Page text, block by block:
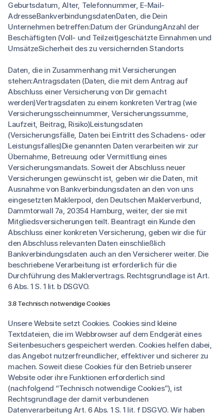
Geburtsdatum, Alter, Telefonnummer, E-Mail-
AdresseBankverbindungsdatenDaten, die Dein
Unternehmen betreffen:Datum der GründungAnzahl der
Beschäftigten (Voll- und Teilzeit)geschätzte Einnahmen und
UmsätzeSicherheit des zu versichernden Standorts
Daten, die in Zusammenhang mit Versicherungen
stehen:Antragsdaten (Daten, die mit dem Antrag auf
Abschluss einer Versicherung von Dir gemacht
werden)Vertragsdaten zu einem konkreten Vertrag (wie
Versicherungsscheinnummer, Versicherungssumme,
Laufzeit, Beitrag, Risiko)Leistungsdaten
(Versicherungsfälle, Daten bei Eintritt des Schadens- oder
Leistungsfalles)Die genannten Daten verarbeiten wir zur
Übernahme, Betreuung oder Vermittlung eines
Versicherungsmandats. Soweit der Abschluss neuer
Versicherungen gewünscht ist, geben wir die Daten, mit
Ausnahme von Bankverbindungsdaten an den von uns
eingesetzten Maklerpool, den Deutschen Maklerverbund,
Dammtorwall 7a, 20354 Hamburg, weiter, der sie mit
Mitgliedsversicherungen teilt. Beantragt ein Kunde den
Abschluss einer konkreten Versicherung, geben wir die für
den Abschluss relevanten Daten einschließlich
Bankverbindungsdaten auch an den Versicherer weiter. Die
beschriebene Verarbeitung ist erforderlich für die
Durchführung des Maklervertrags. Rechtsgrundlage ist Art.
6 Abs. 1 S. 1 lit. b DSGVO.
3.8 Technisch notwendige Cookies
Unsere Website setzt Cookies. Cookies sind kleine
Textdateien, die im Webbrowser auf dem Endgerät eines
Seitenbesuchers gespeichert werden. Cookies helfen dabei,
das Angebot nutzerfreundlicher, effektiver und sicherer zu
machen. Soweit diese Cookies für den Betrieb unserer
Website oder ihre Funktionen erforderlich sind
(nachfolgend “Technisch notwendige Cookies”), ist
Rechtsgrundlage der damit verbundenen
Datenverarbeitung Art. 6 Abs. 1 S. 1 lit. f DSGVO. Wir haben